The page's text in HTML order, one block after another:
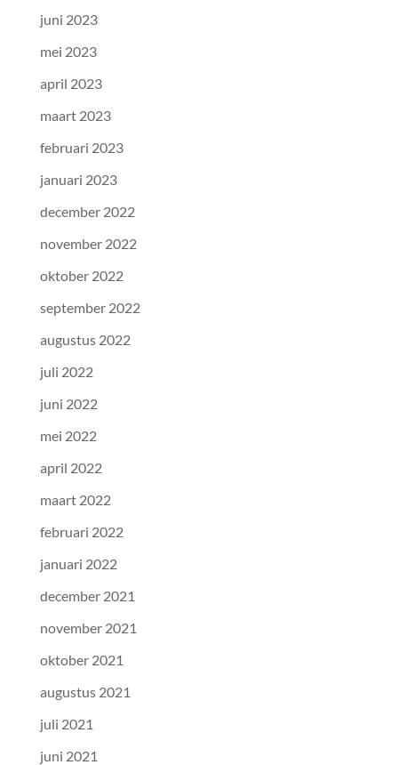
juni 2023
mei 2023
april 2023
maart 2023
februari 2023
januari 2023
december 2022
november 2022
oktober 2022
september 2022
augustus 2022
juli 2022
juni 2022
mei 2022
april 2022
maart 2022
februari 2022
januari 2022
december 2021
november 2021
oktober 2021
augustus 2021
juli 2021
juni 2021